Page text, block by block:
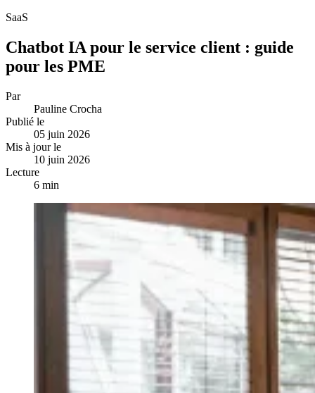
SaaS
Chatbot IA pour le service client : guide
pour les PME
Par
Pauline Crocha
Publié le
05 juin 2026
Mis à jour le
10 juin 2026
Lecture
6 min